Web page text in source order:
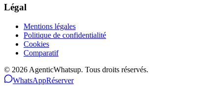
Légal
Mentions légales
Politique de confidentialité
Cookies
Comparatif
© 2026 AgenticWhatsup. Tous droits réservés.
WhatsAppRéserver